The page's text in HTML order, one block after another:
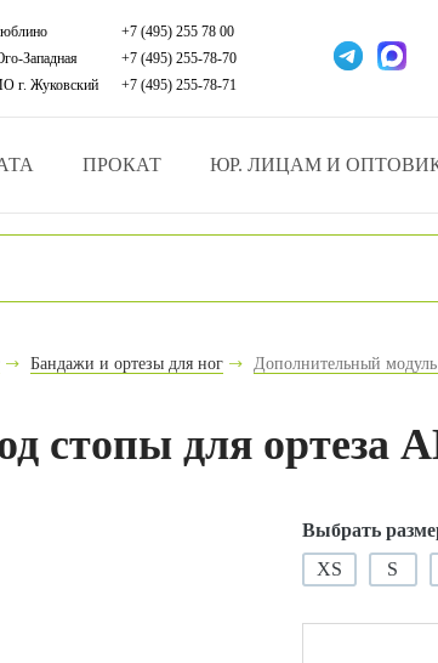
+7 (495) 255 78 00
Западная
+7 (495) 255-78-70
г. Жуковский
+7 (495) 255-78-71
ПРОКАТ ЮР. ЛИЦАМ И
Бандажи и ортезы для ног Дополнительный
стопы для ортеза
Выбрать
XS
S